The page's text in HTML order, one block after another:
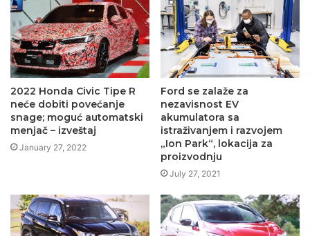
2022 Honda Civic Tipe R
neće dobiti povećanje
snage; moguć automatski
menjač – izveštaj
January 27, 2022
Ford se zalaže za
nezavisnost EV
akumulatora sa
istraživanjem i razvojem
„Ion Park“, lokacija za
proizvodnju
July 27, 2021